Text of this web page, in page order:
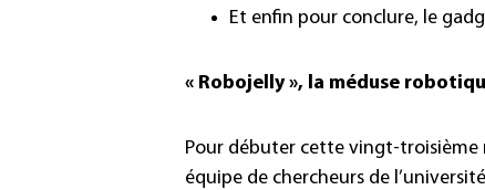
Et enfin pour conclure, le
« Robojelly », la méduse
Pour débuter cette vingt-troisième
équipe de chercheurs de